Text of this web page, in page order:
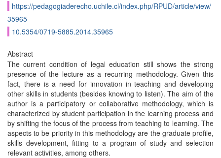
https://pedagogiaderecho.uchile.cl/index.php/RPUD/article/view/
35965
10.5354/0719-5885.2014.35965
Abstract
The current condition of legal education still shows the strong
presence of the lecture as a recurring methodology. Given this
fact, there is a need for innovation in teaching and developing
other skills in students (besides knowing to listen). The aim of the
author is a participatory or collaborative methodology, which is
characterized by student participation in the learning process and
by shifting the focus of the process from teaching to learning. The
aspects to be priority in this methodology are the graduate profile,
skills development, fitting to a program of study and selection
relevant activities, among others.